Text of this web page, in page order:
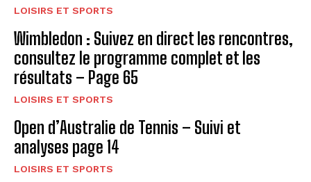
LOISIRS ET SPORTS
Wimbledon : Suivez en direct les rencontres,
consultez le programme complet et les
résultats – Page 65
LOISIRS ET SPORTS
Open d’Australie de Tennis – Suivi et
analyses page 14
LOISIRS ET SPORTS